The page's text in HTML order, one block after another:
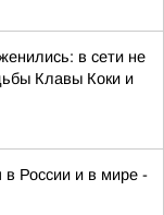
в сети не
Клавы Коки и
России и в мире -